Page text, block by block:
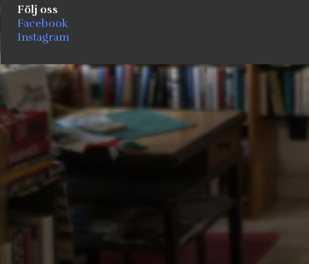
Följ oss
Facebook
Instagram